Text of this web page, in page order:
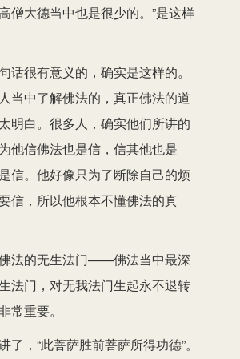
僧大德当中也是很少的。”是这样
话很有意义的，确实是这样的。
当中了解佛法的，真正佛法的道
明白。很多人，确实他们所讲的
他信佛法也是信，信其他也是
信。他好像只为了断除自己的烦
信，所以他根本不懂佛法的真
法的无生法门——佛法当中最深
法门，对无我法门生起永不退转
常重要。
了，“此菩萨胜前菩萨所得功德”。